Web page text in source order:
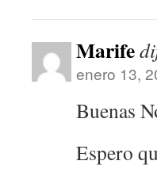
Marife
enero 13,
Buenas
Espero